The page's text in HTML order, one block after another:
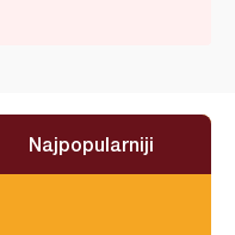
Najpopularniji